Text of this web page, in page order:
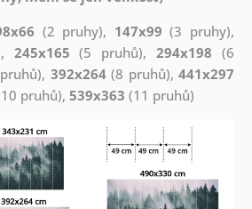
(2 pruhy), 147x99 (3 pruhy),
245x165 (5 pruhů),294x198 (6
392x264(8 pruhů),441x297
pruhů), 539x363 (11 pruhů)